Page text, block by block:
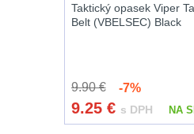
Taktický opasek Viper
Belt (VBELSEC) Black
9.90 €-7%
9.25 € s DPH NA